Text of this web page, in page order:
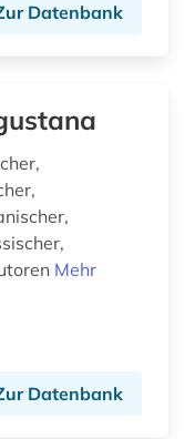
Datenbank
Mehr
Datenbank